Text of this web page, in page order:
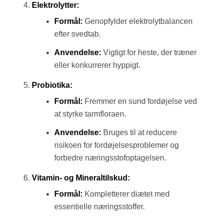
Elektrolytter:
Formål: Genopfylder elektrolytbalancen
efter svedtab.
Anvendelse: Vigtigt for heste, der træner
eller konkurrerer hyppigt.
Probiotika:
Formål: Fremmer en sund fordøjelse ved
at styrke tarmfloraen.
Anvendelse: Bruges til at reducere
risikoen for fordøjelsesproblemer og
forbedre næringsstofoptagelsen.
Vitamin- og Mineraltilskud:
Formål: Kompletterer diætet med
essentielle næringsstoffer.